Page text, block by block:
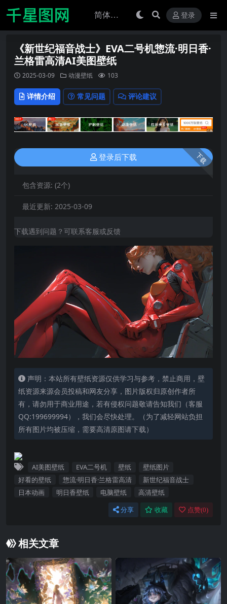
登录
《新世纪福音战士》EVA二号机惣流·明日香·
兰格雷高清AI美图壁纸
2025-03-09 动漫壁纸 103
详情介绍 常见问题 评论建议
下载
登录后下载
包含资源: (2个)
最近更新: 2025-03-09
下载遇到问题？可联系客服或反馈
声明：本站所有壁纸资源仅供学习与参考，禁止商用，壁
纸资源来源会员投稿和网友分享，图片版权归原创作者所
有，请勿用于商业用途，若有侵权问题敬请告知我们（客服
QQ:199699994），我们会尽快处理。（为了减轻网站负担
所有图片均被压缩，需要高清原图请下载）
AI美图壁纸 EVA二号机 壁纸
壁纸图片
好看的壁纸
惣流·明日香·兰格雷高清
新世纪福音战士
日本动画
明日香壁纸 电脑壁纸 高清壁纸
分享 收藏 点赞(0)
相关文章